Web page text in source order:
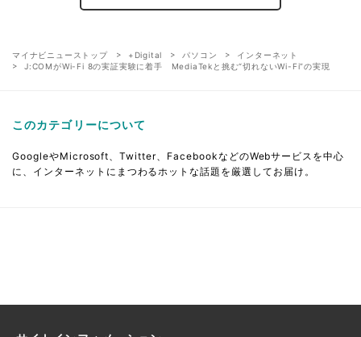
マイナビニューストップ +Digital パソコン
インターネット
J:COMがWi-Fi 8の実証実験に着手 MediaTekと挑む“切れないWi-Fi”の実現
このカテゴリーについて
GoogleやMicrosoft、Twitter、FacebookなどのWebサービスを中心
に、インターネットにまつわるホットな話題を厳選してお届け。